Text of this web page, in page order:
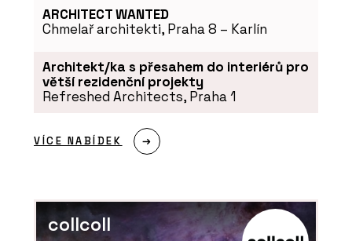
ARCHITECT WANTED
Chmelař architekti, Praha 8 – Karlín
Architekt/ka s přesahem do interiérů pro
větší rezidenční projekty
Refreshed Architects, Praha 1
VÍCE NABÍDEK
collcoll